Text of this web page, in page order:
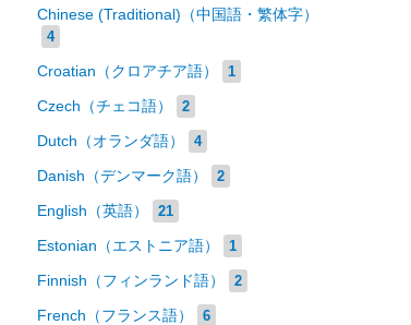
Chinese (Traditional)（中国語・繁体字）
4
Croatian（クロアチア語） 1
Czech（チェコ語） 2
Dutch（オランダ語） 4
Danish（デンマーク語） 2
English（英語） 21
Estonian（エストニア語） 1
Finnish（フィンランド語） 2
French（フランス語） 6